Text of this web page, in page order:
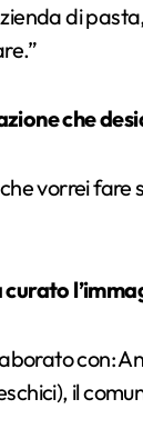
di
che
vorrei
con:
il